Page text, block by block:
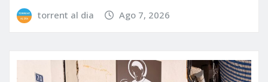
torrent al dia Ago 7, 2026